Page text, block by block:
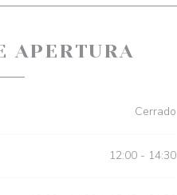
APERTURA
Cerrado
12:00 - 14:30